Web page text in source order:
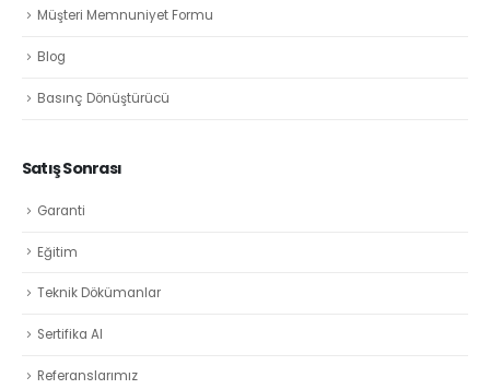
Müşteri Memnuniyet Formu
Blog
Basınç Dönüştürücü
Satış Sonrası
Garanti
Eğitim
Teknik Dökümanlar
Sertifika Al
Referanslarımız